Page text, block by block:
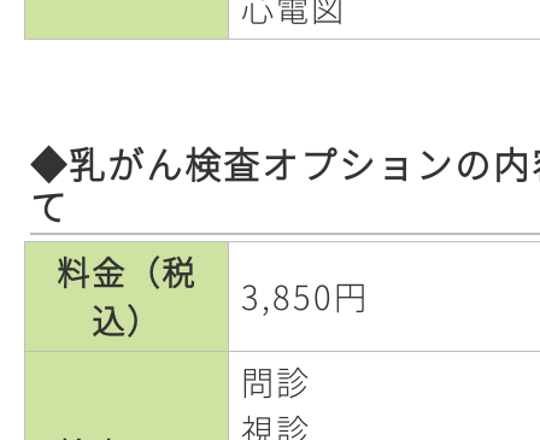
◆乳がん検査オプションの
て
料金（税
込）
3,850円
問診
視診